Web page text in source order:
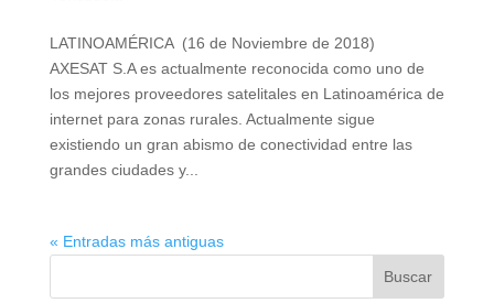
LATINOAMÉRICA (16 de Noviembre de 2018)
AXESAT S.A es actualmente reconocida como uno de
los mejores proveedores satelitales en Latinoamérica de
internet para zonas rurales. Actualmente sigue
existiendo un gran abismo de conectividad entre las
grandes ciudades y...
« Entradas más antiguas